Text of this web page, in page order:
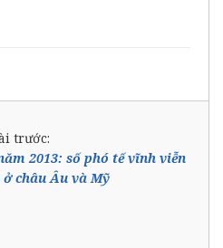
trước:
2013: số phó tế vĩnh viễn
châu Âu và Mỹ